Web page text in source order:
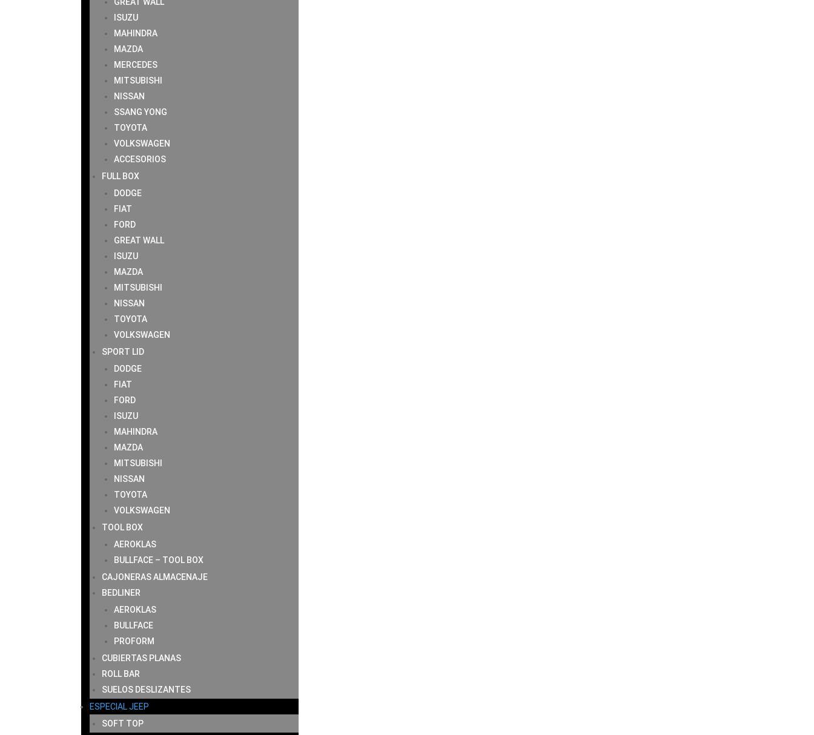
ISUZU
MAHINDRA
MAZDA
MERCEDES
MITSUBISHI
NISSAN
SSANG YONG
TOYOTA
VOLKSWAGEN
ACCESORIOS
FULL BOX
DODGE
FIAT
FORD
GREAT WALL
ISUZU
MAZDA
MITSUBISHI
NISSAN
TOYOTA
VOLKSWAGEN
SPORT LID
DODGE
FIAT
FORD
ISUZU
MAHINDRA
MAZDA
MITSUBISHI
NISSAN
TOYOTA
VOLKSWAGEN
TOOL BOX
AEROKLAS
BULLFACE – TOOL BOX
CAJONERAS ALMACENAJE
BEDLINER
AEROKLAS
BULLFACE
PROFORM
CUBIERTAS PLANAS
ROLL BAR
SUELOS DESLIZANTES
ESPECIAL JEEP
SOFT TOP